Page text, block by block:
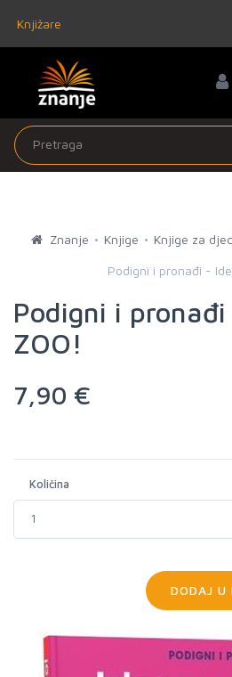
Knjižare
Znanje Knjige Knjige za
Podigni i pronađi -
Podigni i
ZOO!
7,90 €
Količina
DODAJ U